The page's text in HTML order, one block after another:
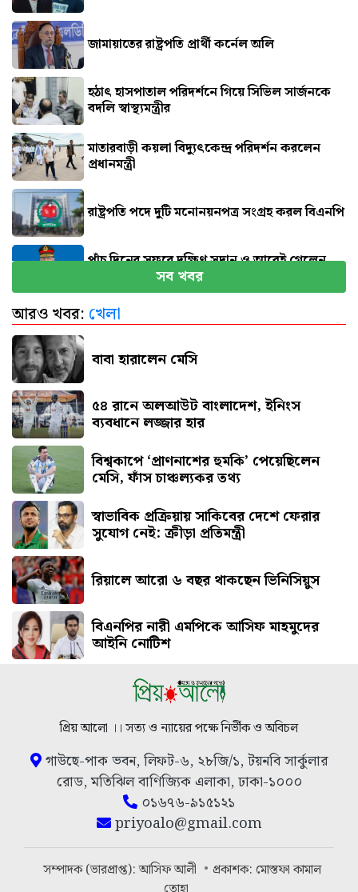
জামায়াতের রাষ্ট্রপতি প্রার্থী কর্নেল অলি
হঠাৎ হাসপাতাল পরিদর্শনে গিয়ে সিভিল সার্জনকে
বদলি স্বাস্থ্যমন্ত্রীর
মাতারবাড়ী কয়লা বিদ্যুৎকেন্দ্র পরিদর্শন করলেন
প্রধানমন্ত্রী
রাষ্ট্রপতি পদে দুটি মনোনয়নপত্র সংগ্রহ করল বিএনপি
পাঁচ দিনের সফরে দক্ষিণ সুদান ও আবেই গেলেন
হরমুজ খুলতে যুক্তরাষ্ট্রকে যেসব শর্ত দিল ইরান
সব খবর
আরও খবর: খেলা
বাবা হারালেন মেসি
৫৪ রানে অলআউট বাংলাদেশ, ইনিংস
ব্যবধানে লজ্জার হার
বিশ্বকাপে ‘প্রাণনাশের হুমকি’ পেয়েছিলেন
মেসি, ফাঁস চাঞ্চল্যকর তথ্য
স্বাভাবিক প্রক্রিয়ায় সাকিবের দেশে ফেরার
সুযোগ নেই: ক্রীড়া প্রতিমন্ত্রী
রিয়ালে আরো ৬ বছর থাকছেন ভিনিসিয়ুস
বিএনপির নারী এমপিকে আসিফ মাহমুদের
আইনি নোটিশ
প্রিয় আলো ।। সত্য ও ন্যায়ের পক্ষে নির্ভীক ও অবিচল
গাউছে-পাক ভবন, লিফট-৬, ২৮জি/১, টয়নবি সার্কুলার
রোড, মতিঝিল বাণিজ্যিক এলাকা, ঢাকা-১০০০
০১৬৭৬-৯১৫১২১
priyoalo@gmail.com
সম্পাদক (ভারপ্রাপ্ত): আসিফ আলী
প্রকাশক: মোস্তফা কামাল